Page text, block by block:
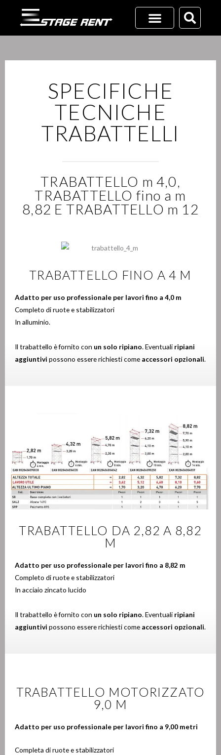
SPECIFICHE
TECNICHE
TRABATTELLI
TRABATTELLO m 4,0,
TRABATTELLO fino a m
8,82 E TRABATTELLO m 12
TRABATTELLO FINO A 4 M
Adatto per uso professionale per lavori fino a 4,0 m
Completo di ruote e stabilizzatori
In alluminio.
Il trabattello è fornito con un solo ripiano. Eventuali ripiani
aggiuntivi possono essere richiesti come accessori opzionali.
TRABATTELLO DA 2,82 A 8,82
M
Adatto per uso professionale per lavori fino a 8,82 m
Completo di ruote e stabilizzatori
In acciaio zincato lucido
Il trabattello è fornito con un solo ripiano. Eventuali ripiani
aggiuntivi possono essere richiesti come accessori opzionali.
TRABATTELLO MOTORIZZATO
9,0 M
Adatto per uso professionale per lavori fino a 9,00 metri
Completa di ruote e stabilizzatori